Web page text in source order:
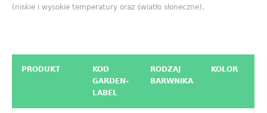
(niskie i wysokie temperatury oraz światło słoneczne).
PRODUKT
KOD
GARDEN-
LABEL
RODZAJ
BARWNIKA
KOLOR